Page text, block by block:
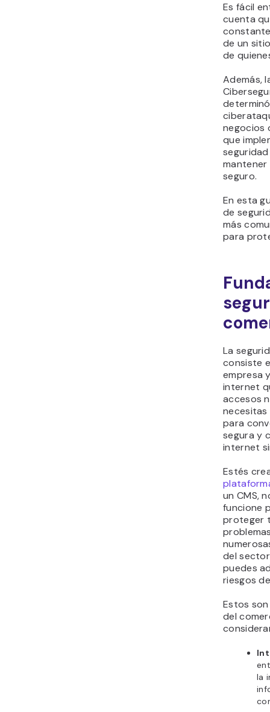
Es fácil
cuenta
de un
de
Además,
negocios
que
seguro.
En esta
de
más
para
La
consiste
empresa
internet
accesos
necesitas
para
segura y
internet
Estés
un CMS,
funcione
proteger
del
puedes
riesgos
Estos
del
la